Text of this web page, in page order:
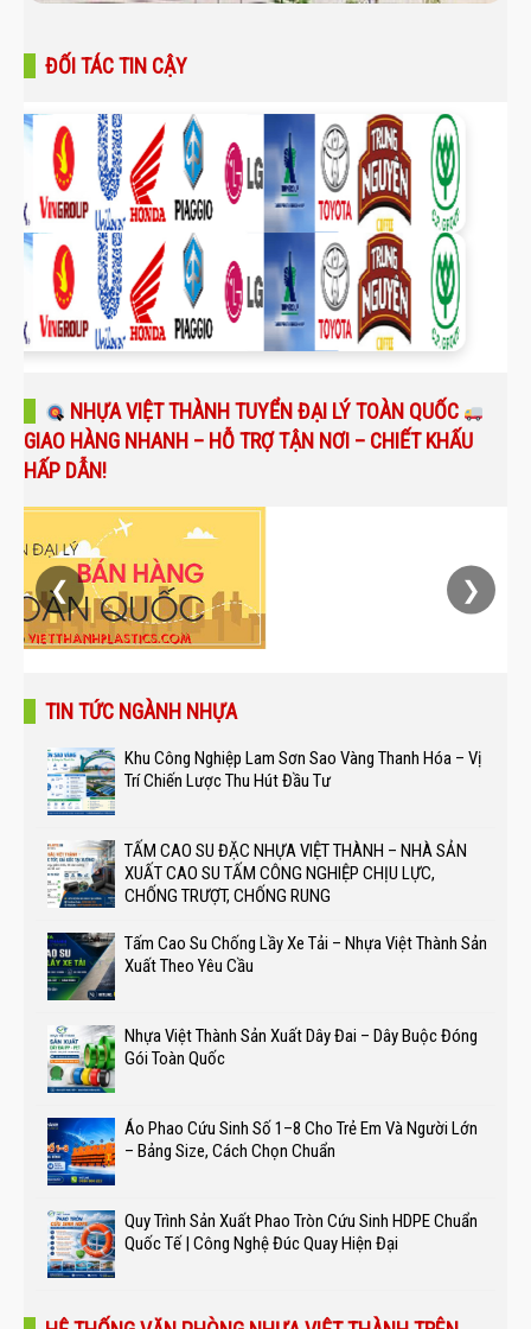
ĐỐI TÁC TIN CẬY
NHỰA VIỆT THÀNH TUYỂN ĐẠI LÝ TOÀN QUỐC
GIAO HÀNG NHANH – HỖ TRỢ TẬN NƠI – CHIẾT KHẤU
HẤP DẪN!
❮ ❯
TIN TỨC NGÀNH NHỰA
Khu Công Nghiệp Lam Sơn Sao Vàng Thanh Hóa – Vị
Trí Chiến Lược Thu Hút Đầu Tư
TẤM CAO SU ĐẶC NHỰA VIỆT THÀNH – NHÀ SẢN
XUẤT CAO SU TẤM CÔNG NGHIỆP CHỊU LỰC,
CHỐNG TRƯỢT, CHỐNG RUNG
Tấm Cao Su Chống Lầy Xe Tải – Nhựa Việt Thành Sản
Xuất Theo Yêu Cầu
Nhựa Việt Thành Sản Xuất Dây Đai – Dây Buộc Đóng
Gói Toàn Quốc
Áo Phao Cứu Sinh Số 1–8 Cho Trẻ Em Và Người Lớn
– Bảng Size, Cách Chọn Chuẩn
Quy Trình Sản Xuất Phao Tròn Cứu Sinh HDPE Chuẩn
Quốc Tế | Công Nghệ Đúc Quay Hiện Đại